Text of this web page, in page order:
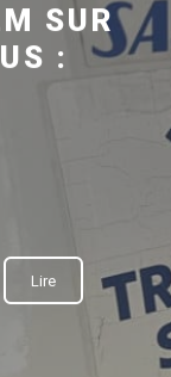
SUR
:
Lire